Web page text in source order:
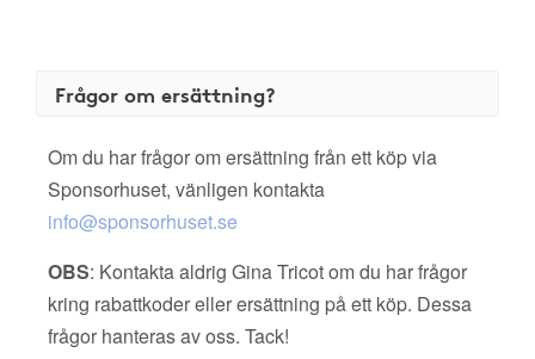
Frågor om ersättning?
Om du har frågor om ersättning från ett köp via
Sponsorhuset, vänligen kontakta
info@sponsorhuset.se
OBS: Kontakta aldrig Gina Tricot om du har frågor
kring rabattkoder eller ersättning på ett köp. Dessa
frågor hanteras av oss. Tack!